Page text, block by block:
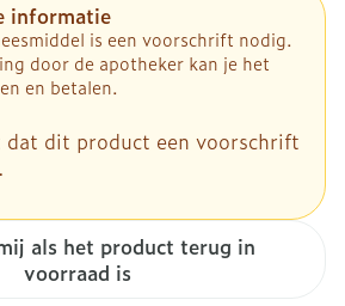
informatie
is een voorschrift nodig.
door de apotheker kan je het
en betalen.
dat dit product een voorschrift
als het product terug in
voorraad is